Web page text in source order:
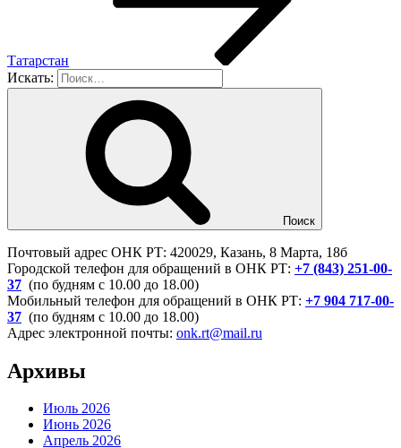
Татарстан
Искать:
Поиск
Почтовый адрес ОНК РТ: 420029, Казань, 8 Марта, 18б
Городской телефон для обращений в ОНК РТ: +7 (843) 251-00-
37 (по будням с 10.00 до 18.00)
Мобильный телефон для обращений в ОНК РТ: +7 904 717-00-
37 (по будням с 10.00 до 18.00)
Адрес электронной почты: onk.rt@mail.ru
Архивы
Июль 2026
Июнь 2026
Апрель 2026